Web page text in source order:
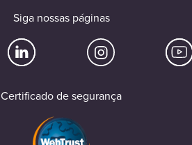
Siga nossas páginas
Certificado de segurança